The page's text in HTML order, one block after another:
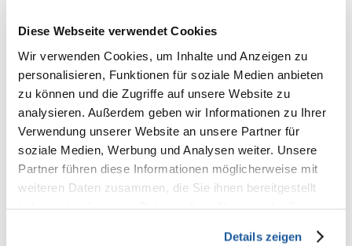
Diese Webseite verwendet Cookies
Wir verwenden Cookies, um Inhalte und Anzeigen zu
personalisieren, Funktionen für soziale Medien anbieten
zu können und die Zugriffe auf unsere Website zu
analysieren. Außerdem geben wir Informationen zu Ihrer
Verwendung unserer Website an unsere Partner für
soziale Medien, Werbung und Analysen weiter. Unsere
Partner führen diese Informationen möglicherweise mit
weiteren Daten zusammen, die Sie ihnen bereitgestellt
Details zeigen
Analytische Bestandteile:
Eiweiß 14 %, Rohfaser 0,1 %, Rohfett 1 %, Rohasche 1 %, Feuchtigkeit 82
Fütterungsempfehlungen:
Körpergewicht Anzahl der Schalen/Tag